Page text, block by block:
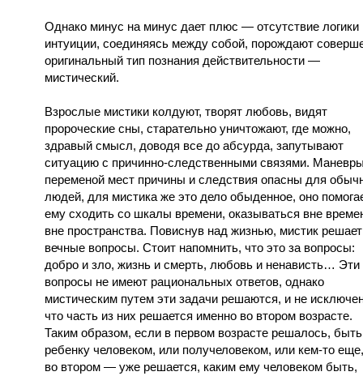
Однако минус на минус дает плюс — отсутствие логики
интуиции, соединяясь между собой, порождают
оригинальный тип познания действительности —
мистический.
Взрослые мистики колдуют, творят любовь, видят
пророческие сны, старательно уничтожают, где можно,
здравый смысл, доводя все до абсурда, запутывают
ситуацию с причинно-следственными связями.
переменой мест причины и следствия опасны для
людей, для мистика же это дело обыденное, оно
ему сходить со шкалы времени, оказываться вне
вне пространства. Повиснув над жизнью, мистик решает
вечные вопросы. Стоит напомнить, что это за вопросы:
добро и зло, жизнь и смерть, любовь и ненависть… Эти
вопросы не имеют рациональных ответов, однако
мистическим путем эти задачи решаются, и не
что часть из них решается именно во втором возрасте.
Таким образом, если в первом возрасте решалось,
ребенку человеком, или получеловеком, или кем-то
во втором — уже решается, каким ему человеком быть,